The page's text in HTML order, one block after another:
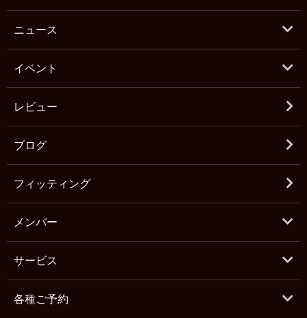
ニュース
イベント
レビュー
ブログ
フィッティング
メンバー
サービス
各種ご予約